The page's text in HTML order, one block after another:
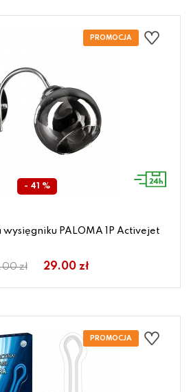
- 41 %
wysięgniku PALOMA 1P Activejet
zł 29.00 zł